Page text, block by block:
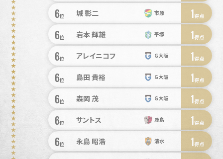
6位 城 彰二 市原 1得点
6位 岩本 輝雄 平塚 1得点
6位 アレイニコフ G大阪 1得点
6位 島田 貴裕 G大阪 1得点
6位 森岡 茂 G大阪 1得点
6位 サントス 鹿島 1得点
6位 永島 昭浩 清水 1得点